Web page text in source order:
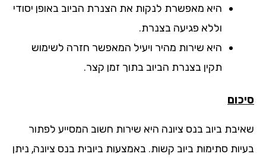
היא מאפשרת לנקות את הצנרת הביוב באופן יסודי
וללא פגיעה בצנרת.
היא שירות מהיר ויעיל המאפשר חזרה לשימוש
תקין בצנרת הביוב בתוך זמן קצר.
ביוב בנס ציונה היא שירות חשוב המסייע לפתור
סתימות ביוב קשות. באמצעות ביובית בנס ציונה, ניתן